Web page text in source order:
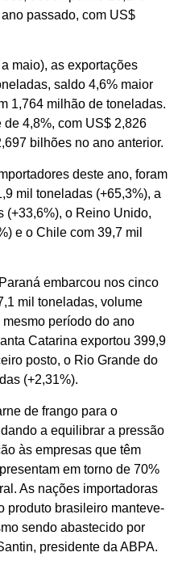
passado, com US$
maio), as exportações
saldo 4,6% maior
1,764 milhão de toneladas.
4,8%, com US$ 2,826
bilhões no ano anterior.
deste ano, foram
mil toneladas (+65,3%), a
(+33,6%), o Reino Unido,
e o Chile com 39,7 mil
embarcou nos cinco
mil toneladas, volume
período do ano
Catarina exportou 399,9
posto, o Rio Grande do
(+2,31%).
de frango para o
a equilibrar a pressão
às empresas que têm
em torno de 70%
As nações importadoras
produto brasileiro manteve-
sendo abastecido por
presidente da ABPA.